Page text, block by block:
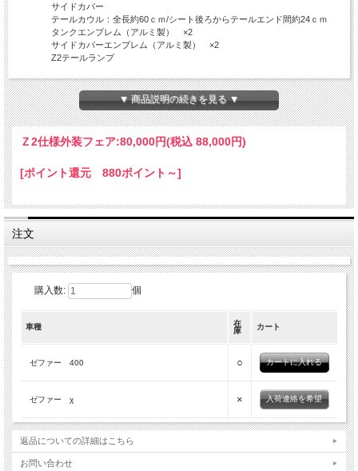
サイドカバー
テールカウル：全長約60ｃｍ/シート後ろからテールエンド間約24ｃｍ
タンクエンブレム（アルミ製） ×2
サイドカバーエンブレム（アルミ製） ×2
Z2テールランプ
エンブレムは両面テープによる張り付けタイプです。
ＦＲＰ製なので丈夫です。
外装の穴あけ加工などは現車合わせでお願いします。
カラーによっては受注になる場合が御座います。（約1か月）
お急ぎの方は在庫状況確認のご連絡をお願いいたします。
PCディスプレイの性質上、商品の色味等、的確に表現されない場合がございま
取付作業は整備知識のある方が行って下さい。
装着時に加工・調整が必要となります。削り・穴開け加工を施して装着をお願いし
ます。
予めご理解の上、ご注文をお願い致します。
※写真はゼファー400です
※送料はお届け地域で料金が異なりますのでヤマト運輸160サイズにてご確認くだ
※発送方法は元払いとなります。着払いでのご対応は致しておりません。
▼ 商品説明の続きを見る ▼
Ｚ2仕様外装フェア:80,000円(税込 88,000円)
[ポイント還元 880ポイント～]
注文
購入数: 個
車種
在
庫
カート
ゼファー 400 ○
ゼファー χ × 入荷連絡を希望
返品についての詳細はこちら
お問い合わせ